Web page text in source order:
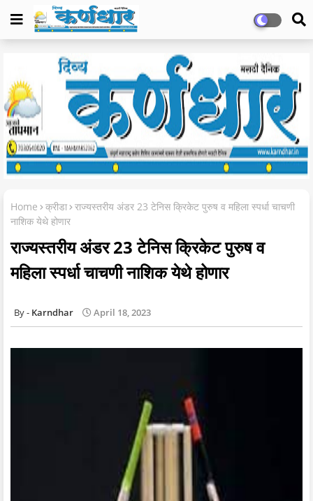
Home क्रीडा राज्यस्तरीय अंडर 23 टेनिस क्रिकेट पुरुष व महिला स्पर्धा चाचणी
नाशिक येथे होणार
राज्यस्तरीय अंडर 23 टेनिस क्रिकेट पुरुष व
महिला स्पर्धा चाचणी नाशिक येथे होणार
Karndhar April 18, 2023